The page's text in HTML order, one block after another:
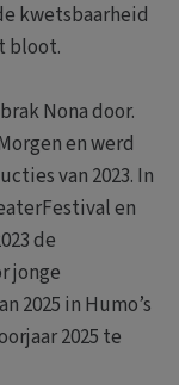
kwetsbaarheid
bloot.
Nona door.
en werd
van 2023. In
en
de
jonge
2025 in Humo’s
2025 te